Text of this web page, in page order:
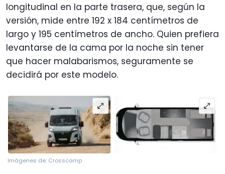
longitudinal en la parte trasera, que, según la
versión, mide entre 192 x 184 centímetros de
largo y 195 centímetros de ancho. Quien prefiera
levantarse de la cama por la noche sin tener
que hacer malabarismos, seguramente se
decidirá por este modelo.
Imágenes de: Crosscamp